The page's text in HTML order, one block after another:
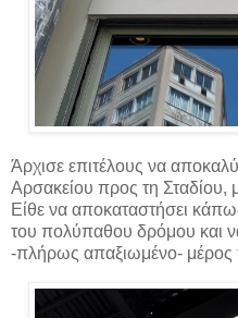
Άρχισε επιτέλους να
Αρσακείου προς τη Σταδίου,
Είθε να αποκαταστήσει
του πολύπαθου δρόμου και
-πλήρως απαξιωμένο- μέρος